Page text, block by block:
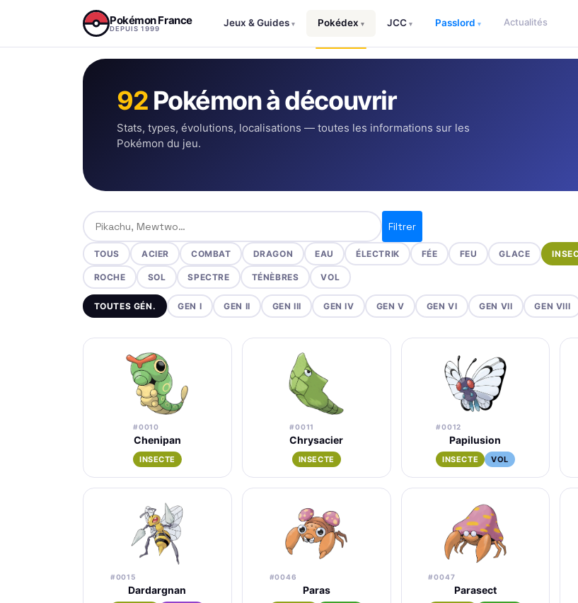
Pokémon France
DEPUIS 1999
Jeux & Guides ▾ Pokédex ▾ JCC ▾ Passlord ▾ Actualités
92 Pokémon à découvrir
Stats, types, évolutions, localisations — toutes les informations sur les
Pokémon du jeu.
Rechercher un Pokémon
Filtrer
TOUS ACIER COMBAT DRAGON EAU ÉLECTRIK FÉE FEU GLACE
ROCHE SOL SPECTRE TÉNÈBRES VOL
TOUTES GÉN. GEN I GEN II GEN III GEN IV GEN V GEN VI GEN VII GEN VIII
#0010
Chenipan
INSECTE
#0011
Chrysacier
INSECTE
#0012
Papilusion
INSECTE VOL
#0015
Dardargnan
#0046
Paras
#0047
Parasect